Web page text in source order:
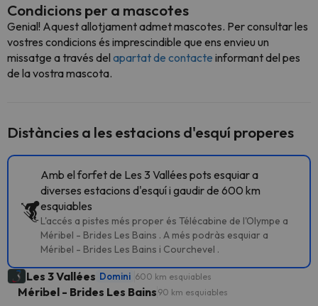
Condicions per a mascotes
Genial! Aquest allotjament admet mascotes. Per consultar les
vostres condicions és imprescindible que ens envieu un
missatge a través del apartat de contacte informant del pes
de la vostra mascota.
Distàncies a les estacions d'esquí properes
Amb el forfet de Les 3 Vallées pots esquiar a
diverses estacions d'esquí i gaudir de 600 km
esquiables
L'accés a pistes més proper és Télécabine de l'Olympe a
Méribel - Brides Les Bains . A més podràs esquiar a
Méribel - Brides Les Bains i Courchevel .
Les 3 Vallées Domini 600 km esquiables
Méribel - Brides Les Bains 90 km esquiables